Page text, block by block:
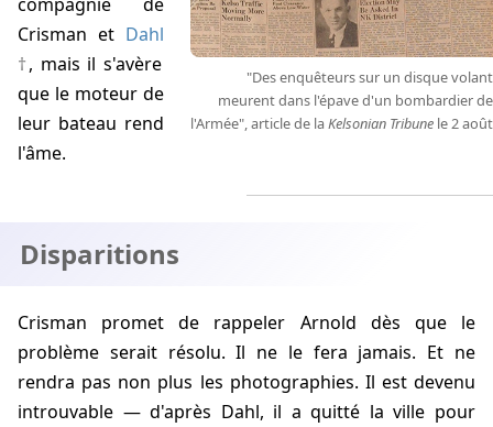
"Des enquêteurs sur un disque volant
meurent dans l'épave d'un bombardier de
l'Armée", article de la Kelsonian Tribune le 2 août
Crisman et Dahl
, mais il s'avère
que le moteur de
leur bateau rend
l'âme.
Disparitions
Crisman promet de rappeler Arnold dès que le
problème serait résolu. Il ne le fera jamais. Et ne
rendra pas non plus les photographies. Il est devenu
introuvable — d'après Dahl, il a quitté la ville pour